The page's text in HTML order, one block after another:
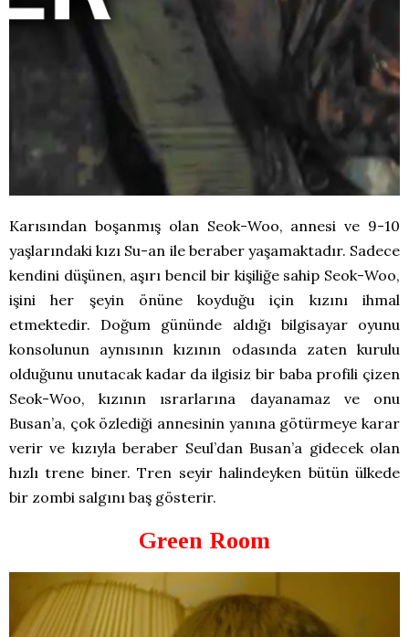
Karısından boşanmış olan Seok-Woo, annesi ve 9-10
yaşlarındaki kızı Su-an ile beraber yaşamaktadır. Sadece
kendini düşünen, aşırı bencil bir kişiliğe sahip Seok-Woo,
işini her şeyin önüne koyduğu için kızını ihmal
etmektedir. Doğum gününde aldığı bilgisayar oyunu
konsolunun aynısının kızının odasında zaten kurulu
olduğunu unutacak kadar da ilgisiz bir baba profili çizen
Seok-Woo, kızının ısrarlarına dayanamaz ve onu
Busan’a, çok özlediği annesinin yanına götürmeye karar
verir ve kızıyla beraber Seul’dan Busan’a gidecek olan
hızlı trene biner. Tren seyir halindeyken bütün ülkede
bir zombi salgını baş gösterir.
Green Room